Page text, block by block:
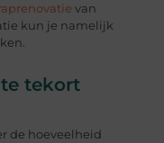
van
kun je namelijk
tekort
de hoeveelheid